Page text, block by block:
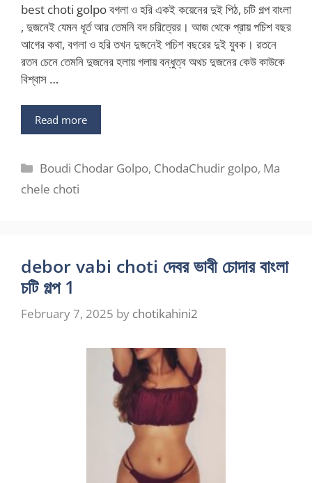
best choti golpo বগলা ও হরি একই কয়েনের দুই পিঠ, চটি গল্প বাংলা
, দুজনেই যেমন ধূর্ত আর তেমনি বদ চরিত্রের। আজ থেকে প্রায় পচিশ বছর
আগের কথা, বগলা ও হরি তখন দুজনেই পচিশ বছরের দুই যুবক। রতনে
রতন চেনে তেমনি দুজনের হলায় গলায় বন্ধুত্ব অথচ দুজনের কেউ কাউকে
বিশ্বাস …
Read more
Categories
Boudi Chodar Golpo, ChodaChudir golpo, Ma
chele choti
debor vabi choti দেবর ভাবী চোদার বাংলা
চটি গল্প 1
February 7, 2025 by chotikahini2